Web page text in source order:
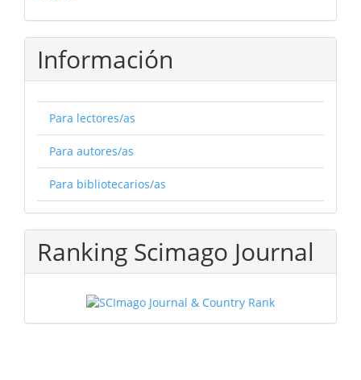
Información
Para lectores/as
Para autores/as
Para bibliotecarios/as
Ranking Scimago Journal